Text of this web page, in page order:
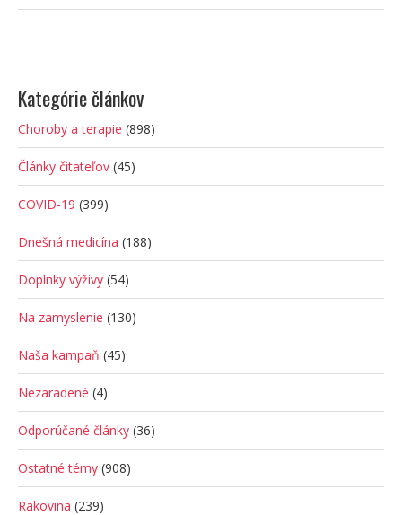
Kategórie článkov
Choroby a terapie (898)
Články čitateľov (45)
COVID-19 (399)
Dnešná medicína (188)
Doplnky výživy (54)
Na zamyslenie (130)
Naša kampaň (45)
Nezaradené (4)
Odporúčané články (36)
Ostatné témy (908)
Rakovina (239)